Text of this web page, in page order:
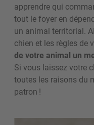
apprendre qui
tout le foyer en
un animal territorial.
chien et les règles de
de votre animal un
Si vous laissez votre
toutes les raisons du
patron !